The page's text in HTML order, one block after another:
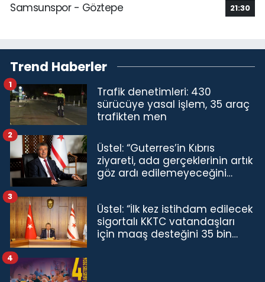
Samsunspor - Göztepe
21:30
Trend Haberler
Trafik denetimleri: 430
sürücüye yasal işlem, 35 araç
trafikten men
1
Üstel: “Guterres’in Kıbrıs
ziyareti, ada gerçeklerinin artık
göz ardı edilemeyeceğini
2
Üstel: “İlk kez istihdam edilecek
sigortalı KKTC vatandaşları
için maaş desteğini 35 bin
3
4